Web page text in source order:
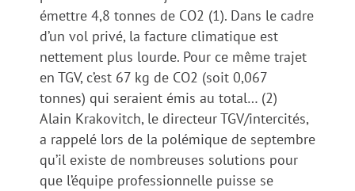
émettre 4,8 tonnes de CO2 (1). Dans le cadre
d’un vol privé, la facture climatique est
nettement plus lourde. Pour ce même trajet
en TGV, c’est 67 kg de CO2 (soit 0,067
tonnes) qui seraient émis au total… (2)
Alain Krakovitch, le directeur TGV/intercités,
a rappelé lors de la polémique de septembre
qu’il existe de nombreuses solutions pour
que l’équipe professionnelle puisse se